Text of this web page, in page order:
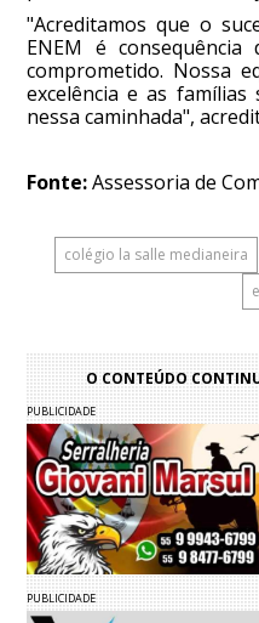
"Acreditamos que o
ENEM é
comprometido. Nossa
excelência e as
nessa caminhada",
Fonte:Assessoria de
colégio la salle medianeira
O CONTEÚDO
PUBLICIDADE
PUBLICIDADE